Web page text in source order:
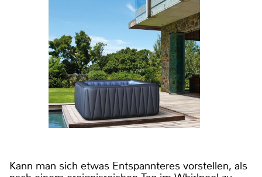
Kann man sich etwas Entspannteres vorstellen, als